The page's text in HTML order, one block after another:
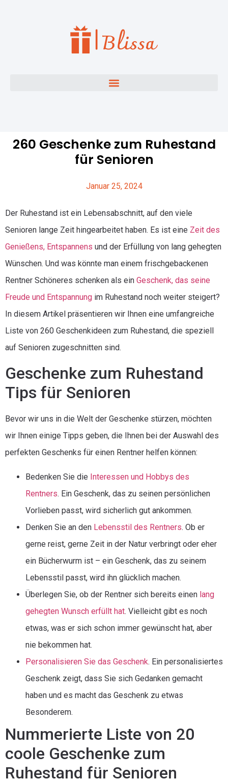
260 Geschenke zum Ruhestand
für Senioren
Januar 25, 2024
Der Ruhestand ist ein Lebensabschnitt, auf den viele
Senioren lange Zeit hingearbeitet haben. Es ist eine Zeit des
Genießens, Entspannens und der Erfüllung von lang gehegten
Wünschen. Und was könnte man einem frischgebackenen
Rentner Schöneres schenken als ein Geschenk, das seine
Freude und Entspannung im Ruhestand noch weiter steigert?
In diesem Artikel präsentieren wir Ihnen eine umfangreiche
Liste von 260 Geschenkideen zum Ruhestand, die speziell
auf Senioren zugeschnitten sind.
Geschenke zum Ruhestand
Tips für Senioren
Bevor wir uns in die Welt der Geschenke stürzen, möchten
wir Ihnen einige Tipps geben, die Ihnen bei der Auswahl des
perfekten Geschenks für einen Rentner helfen können:
Bedenken Sie die Interessen und Hobbys des
Rentners. Ein Geschenk, das zu seinen persönlichen
Vorlieben passt, wird sicherlich gut ankommen.
Denken Sie an den Lebensstil des Rentners. Ob er
gerne reist, gerne Zeit in der Natur verbringt oder eher
ein Bücherwurm ist – ein Geschenk, das zu seinem
Lebensstil passt, wird ihn glücklich machen.
Überlegen Sie, ob der Rentner sich bereits einen lang
gehegten Wunsch erfüllt hat. Vielleicht gibt es noch
etwas, was er sich schon immer gewünscht hat, aber
nie bekommen hat.
Personalisieren Sie das Geschenk. Ein personalisiertes
Geschenk zeigt, dass Sie sich Gedanken gemacht
haben und es macht das Geschenk zu etwas
Besonderem.
Nummerierte Liste von 20
coole Geschenke zum
Ruhestand für Senioren